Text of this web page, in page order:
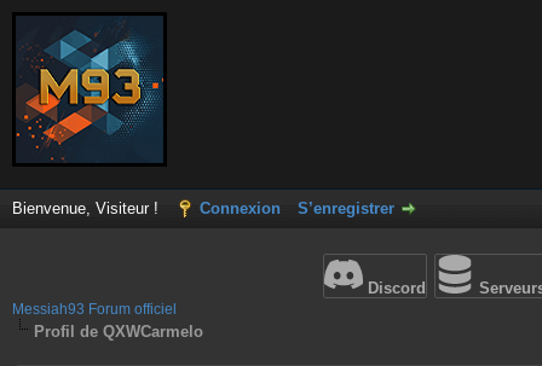
Bienvenue, Visiteur ! Connexion S’enregistrer
Discord
Messiah93 Forum officiel
Profil de QXWCarmelo